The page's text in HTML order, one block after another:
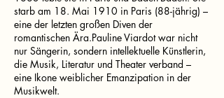
starb am 18. Mai 1910 in Paris (88-jährig) –
eine der letzten großen Diven der
romantischen Ära.Pauline Viardot war nicht
nur Sängerin, sondern intellektuelle Künstlerin,
die Musik, Literatur und Theater verband –
eine Ikone weiblicher Emanzipation in der
Musikwelt.